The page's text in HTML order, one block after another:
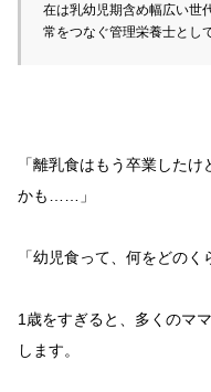
在は乳幼児期含め幅広い世
常をつなぐ管理栄養士とし
「離乳食はもう卒業した
かも……」
「幼児食って、何をどのく
1歳をすぎると、多くのマ
します。